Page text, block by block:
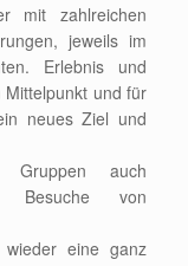
mit zahlreichen
jeweils im
Erlebnis und
und für
neues Ziel und
Gruppen auch
Besuche von
eine ganz